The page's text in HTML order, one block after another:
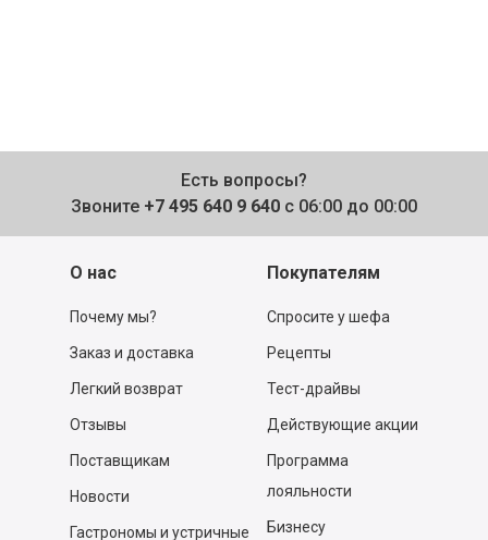
Есть вопросы?
Звоните +7 495 640 9 640 с 06:00 до 00:00
О нас
Почему мы?
Заказ и доставка
Легкий возврат
Отзывы
Поставщикам
Новости
Гастрономы и устричные
Покупателям
Спросите у шефа
Рецепты
Тест-драйвы
Действующие акции
Программа
лояльности
Бизнесу